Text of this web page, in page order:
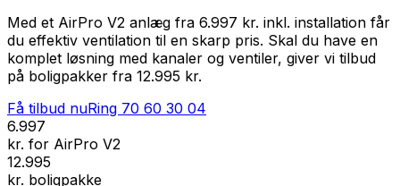
Med et AirPro V2 anlæg fra 6.997 kr. inkl. installation får
du effektiv ventilation til en skarp pris. Skal du have en
komplet løsning med kanaler og ventiler, giver vi tilbud
på boligpakker fra 12.995 kr.
Få tilbud nuRing 70 60 30 04
6.997
kr. for AirPro V2
12.995
kr. boligpakke